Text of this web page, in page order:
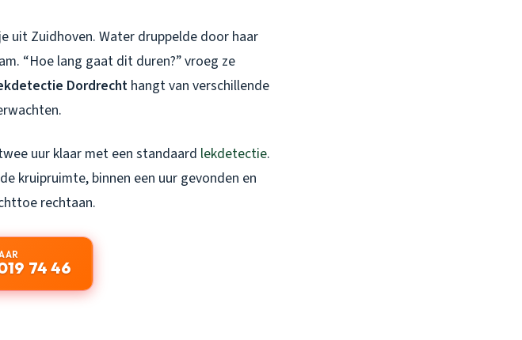
uit Zuidhoven. Water druppelde door haar
“Hoe lang gaat dit duren?” vroeg ze
Dordrecht hangt van verschillende
uur klaar met een standaard lekdetectie.
kruipruimte, binnen een uur gevonden en
rechtaan.
74 46